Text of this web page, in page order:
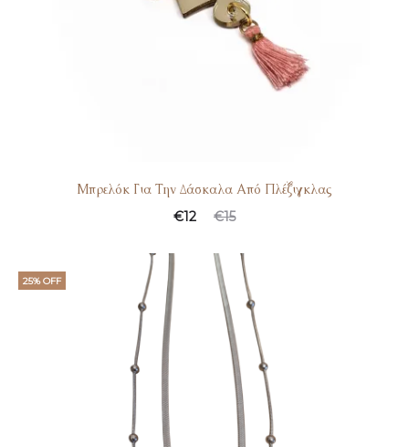
Μπρελόκ Για Την Δάσκαλα Από Πλέξιγκλας
€15
€12
25% OFF